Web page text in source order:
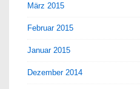
März 2015
Februar 2015
Januar 2015
Dezember 2014